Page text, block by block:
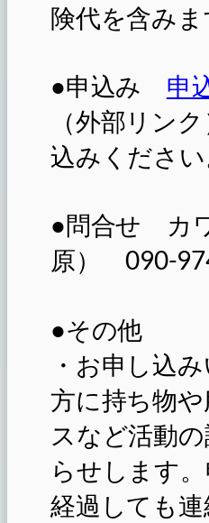
険代を含みま
●申込み 申
（外部リン
込みください
●問合せ カ
原） 090-
●その他
・お申し込
方に持ち物
スなど活動
らせします
経過しても